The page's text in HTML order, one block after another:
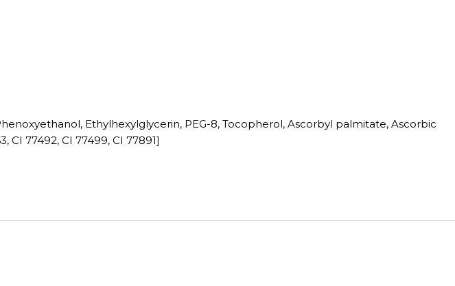
Ethylhexylglycerin, PEG-8, Tocopherol, Ascorbyl palmitate, Ascorbic
CI 77492, CI 77499, CI 77891]